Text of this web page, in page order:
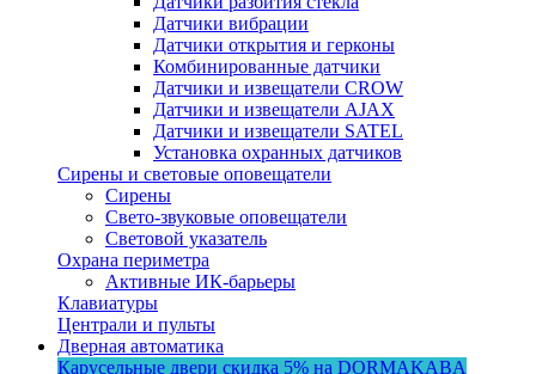
Датчики вибрации
Датчики открытия и герконы
Комбинированные датчики
Датчики и извещатели CROW
Датчики и извещатели AJAX
Датчики и извещатели SATEL
Установка охранных датчиков
Сирены и световые оповещатели
Сирены
Свето-звуковые оповещатели
Световой указатель
Охрана периметра
Активные ИК-барьеры
Клавиатуры
Централи и пульты
Дверная автоматика
Карусельные двери скидка 5% на DORMAKABA